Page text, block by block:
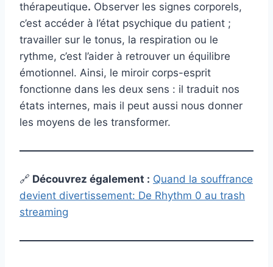
thérapeutique. Observer les signes corporels,
c’est accéder à l’état psychique du patient ;
travailler sur le tonus, la respiration ou le
rythme, c’est l’aider à retrouver un équilibre
émotionnel. Ainsi, le miroir corps-esprit
fonctionne dans les deux sens : il traduit nos
états internes, mais il peut aussi nous donner
les moyens de les transformer.
🔗 Découvrez également : Quand la souffrance
devient divertissement: De Rhythm 0 au trash
streaming